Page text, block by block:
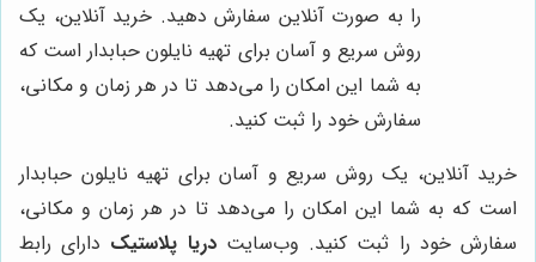
را به صورت آنلاین سفارش دهید. خرید آنلاین، یک
روش سریع و آسان برای تهیه نایلون حبابدار است که
به شما این امکان را می‌دهد تا در هر زمان و مکانی،
سفارش خود را ثبت کنید.
خرید آنلاین، یک روش سریع و آسان برای تهیه نایلون حبابدار
است که به شما این امکان را می‌دهد تا در هر زمان و مکانی،
سفارش خود را ثبت کنید. وب‌سایتدریا پلاستیک دارای رابط